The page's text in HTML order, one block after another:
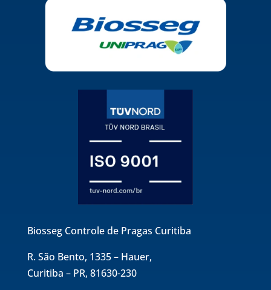
Biosseg Controle de Pragas Curitiba
R. São Bento, 1335 – Hauer,
Curitiba – PR, 81630-230